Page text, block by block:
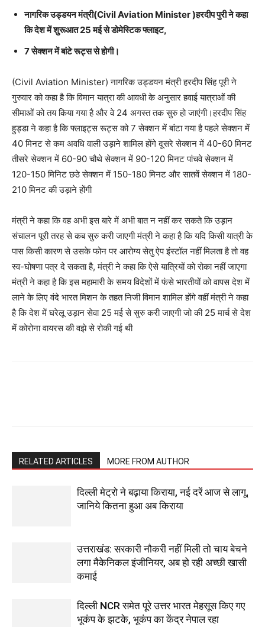
नागरिक उड्डयन मंत्री(Civil Aviation Minister )हरदीप पुरी ने कहा
कि देश में शुरूआत 25 मई से डोमेस्टिक फ्लाइट,
7 सेक्शन में बांटे रूट्स से होगी।
(Civil Aviation Minister) नागरिक उड्डयन मंत्री हरदीप सिंह पूरी ने
गुरुवार को कहा है कि विमान यात्रा की आवधी के अनुसार हवाई यात्राओं की
सीमाओं को तय किया गया है और वे 24 अगस्त तक सुरु हो जाएंगी।हरदीप सिंह
हुड्डा ने कहा है कि फ्लाइट्स रूट्स को 7 सेक्शन में बांटा गया है पहले सेक्शन में
40 मिनट से कम अवधि वाली उड़ाने शामिल होंगे दूसरे सेक्शन में 40-60 मिनट
तीसरे सेक्शन में 60-90 चौथे सेक्शन में 90-120 मिनट पांचवे सेक्शन में
120-150 मिनिट छठे सेक्शन में 150-180 मिनट और सातवें सेक्शन में 180-
210 मिनट की उड़ाने होंगी
मंत्री ने कहा कि वह अभी इस बारे में अभी बात न नहीं कर सकते कि उड़ान
संचालन पूरी तरह से कब सुरु करी जाएगी मंत्री ने कहा है कि यदि किसी यात्री के
पास किसी कारण से उसके फोन पर आरोग्य सेतु ऐप इंस्टॉल नहीं मिलता है तो वह
स्व-घोषणा पत्र दे सकता है, मंत्री ने कहा कि ऐसे यात्रियों को रोका नहीं जाएगा
मंत्री ने कहा है कि इस महामारी के समय विदेशों में फंसे भारतीयों को वापस देश में
लाने के लिए वंदे भारत मिशन के तहत निजी विमान शामिल होंगे वहीं मंत्री ने कहा
है कि देश में घरेलू उड़ान सेवा 25 मई से सुरु करी जाएगी जो की 25 मार्च से देश
में कोरोना वायरस की वझे से रोकी गई थी
RELATED ARTICLES MORE FROM AUTHOR
दिल्ली मेट्रो ने बढ़ाया किराया, नई दरें आज से लागू,
जानिये कितना हुआ अब किराया
उत्तराखंड: सरकारी नौकरी नहीं मिली तो चाय बेचने
लगा मैकेनिकल इंजीनियर, अब हो रही अच्छी खासी
कमाई
दिल्ली NCR समेत पूरे उत्तर भारत मेहसूस किए गए
भूकंप के झटके, भूकंप का केंद्र नेपाल रहा